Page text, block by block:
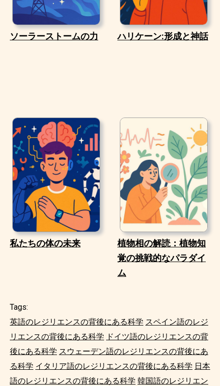
ソーラーストームの力 ハリケーン:形成と神話
私たちの体の未来
植物相の解読：植物知
覚の挑戦的なパラダイ
ム
Tags:
英語のレジリエンスの背後にある科学 スペイン語のレジ
リエンスの背後にある科学 ドイツ語のレジリエンスの背
後にある科学 スウェーデン語のレジリエンスの背後にあ
る科学 イタリア語のレジリエンスの背後にある科学 日本
語のレジリエンスの背後にある科学 韓国語のレジリエン